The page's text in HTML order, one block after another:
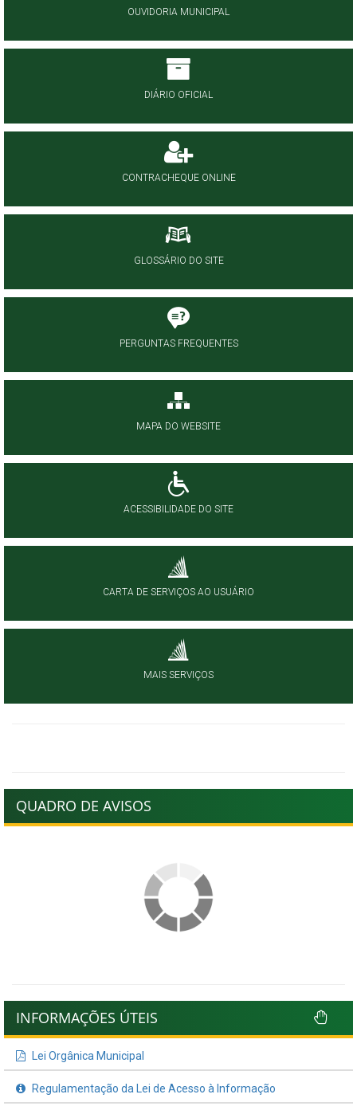
OUVIDORIA MUNICIPAL
DIÁRIO OFICIAL
CONTRACHEQUE ONLINE
GLOSSÁRIO DO SITE
PERGUNTAS FREQUENTES
MAPA DO WEBSITE
ACESSIBILIDADE DO SITE
CARTA DE SERVIÇOS AO USUÁRIO
MAIS SERVIÇOS
QUADRO DE AVISOS
INFORMAÇÕES ÚTEIS
Lei Orgânica Municipal
Regulamentação da Lei de Acesso à Informação